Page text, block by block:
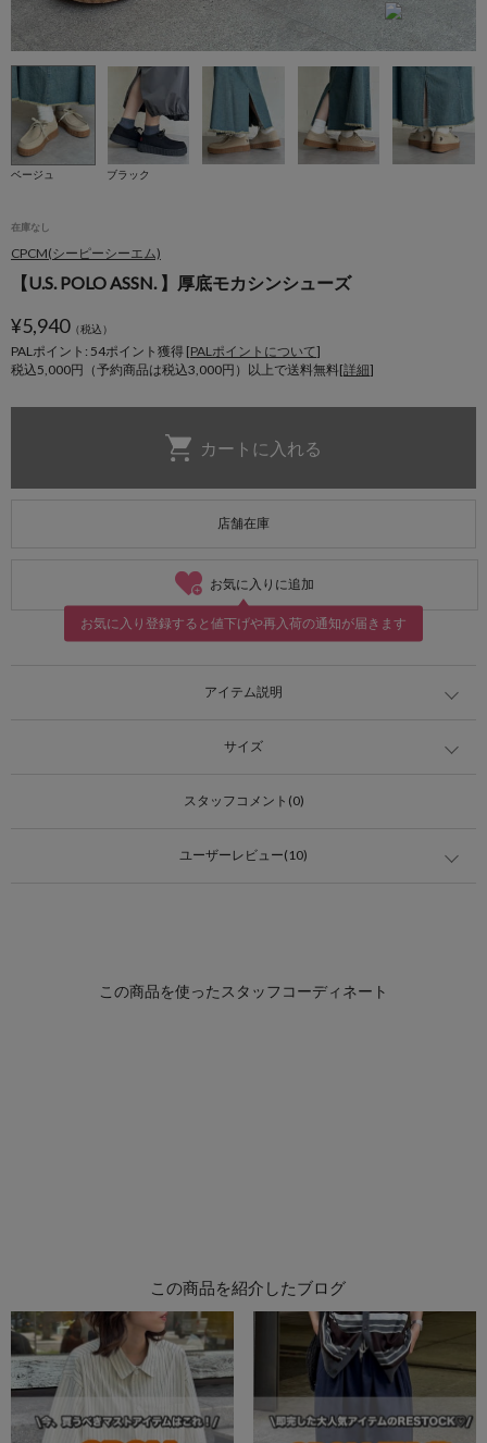
ベージュ ブラック
在庫なし
CPCM(シーピーシーエム)
【U.S. POLO ASSN. 】厚底モカシンシューズ
¥5,940（税込）
PALポイント: 54ポイント獲得 [PALポイントについて]
税込5,000円（予約商品は税込3,000円）以上で送料無料[詳細]
店舗在庫
お気に入りに追加
お気に入り登録すると値下げや再入荷の通知が届きます
アイテム説明
サイズ
スタッフコメント(0)
ユーザーレビュー(10)
この商品を紹介したブログ